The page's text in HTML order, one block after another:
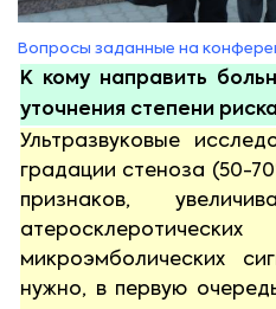
Вопросы заданные на
К кому направить
уточнения степени
Ультразвуковые
градации стеноза (50-
признаков,
микроэмболических
нужно, в первую